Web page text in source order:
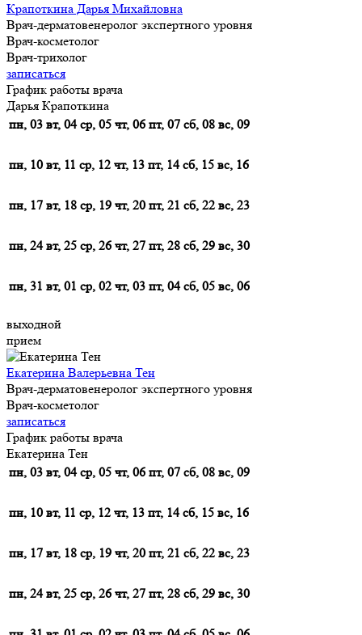
Крапоткина Дарья Михайловна
Врач-дерматовенеролог экспертного уровня
Врач-косметолог
Врач-трихолог
записаться
График работы врача
Дарья Крапоткина
пн, 03 вт, 04 ср, 05 чт, 06 пт, 07 сб, 08 вс, 09
пн, 10 вт, 11 ср, 12 чт, 13 пт, 14 сб, 15 вс, 16
пн, 17 вт, 18 ср, 19 чт, 20 пт, 21 сб, 22 вс, 23
пн, 24 вт, 25 ср, 26 чт, 27 пт, 28 сб, 29 вс, 30
пн, 31 вт, 01 ср, 02 чт, 03 пт, 04 сб, 05 вс, 06
выходной
прием
Екатерина Валерьевна Тен
Врач-дерматовенеролог экспертного уровня
Врач-косметолог
записаться
График работы врача
Екатерина Тен
пн, 03 вт, 04 ср, 05 чт, 06 пт, 07 сб, 08 вс, 09
пн, 10 вт, 11 ср, 12 чт, 13 пт, 14 сб, 15 вс, 16
пн, 17 вт, 18 ср, 19 чт, 20 пт, 21 сб, 22 вс, 23
пн, 24 вт, 25 ср, 26 чт, 27 пт, 28 сб, 29 вс, 30